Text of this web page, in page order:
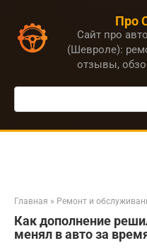
контенту
Про
Сайт про
(Шевроле):
отзывы,
Поиск:
Главная » Ремонт и
Как дополнение
менял в авто за